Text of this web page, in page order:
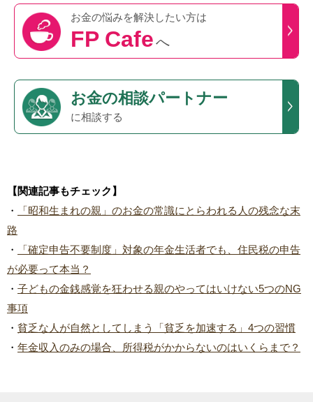
お金の悩みを解決したい方は
FP Cafeへ
お金の相談パートナー
に相談する
【関連記事もチェック】
・
「昭和生まれの親」のお金の常識にとらわれる人の残念な末
路
・
「確定申告不要制度」対象の年金生活者でも、住民税の申告
が必要って本当？
・ 子どもの金銭感覚を狂わせる親のやってはいけない5つのNG
事項
・ 貧乏な人が自然としてしまう「貧乏を加速する」4つの習慣
・ 年金収入のみの場合、所得税がかからないのはいくらまで？